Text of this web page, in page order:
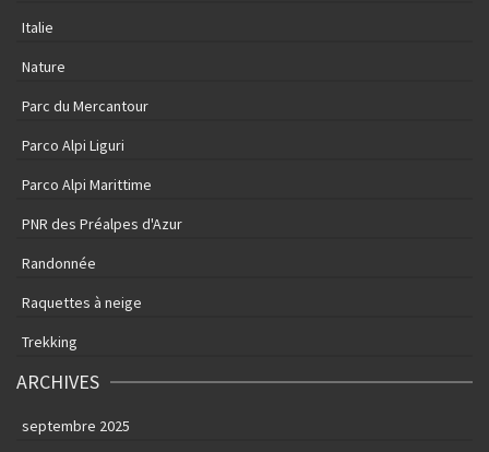
Italie
Nature
Parc du Mercantour
Parco Alpi Liguri
Parco Alpi Marittime
PNR des Préalpes d'Azur
Randonnée
Raquettes à neige
Trekking
ARCHIVES
septembre 2025